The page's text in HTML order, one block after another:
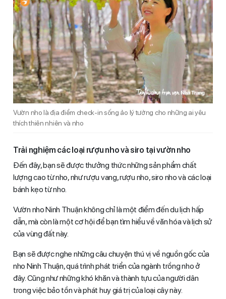
Vườn nho là địa điểm check-in sống ảo lý tưởng cho những ai yêu
thích thiên nhiên và nho
Trải nghiệm các loại rượu nho và siro tại vườn nho
Đến đây, bạn sẽ được thưởng thức những sản phẩm chất
lượng cao từ nho, như rượu vang, rượu nho, siro nho và các loại
bánh kẹo từ nho.
Vườn nho Ninh Thuận không chỉ là một điểm đến du lịch hấp
dẫn, mà còn là một cơ hội để bạn tìm hiểu về văn hóa và lịch sử
của vùng đất này.
Bạn sẽ được nghe những câu chuyện thú vị về nguồn gốc của
nho Ninh Thuận, quá trình phát triển của ngành trồng nho ở
đây. Cũng như những khó khăn và thành tựu của người dân
trong việc bảo tồn và phát huy giá trị của loại cây này.